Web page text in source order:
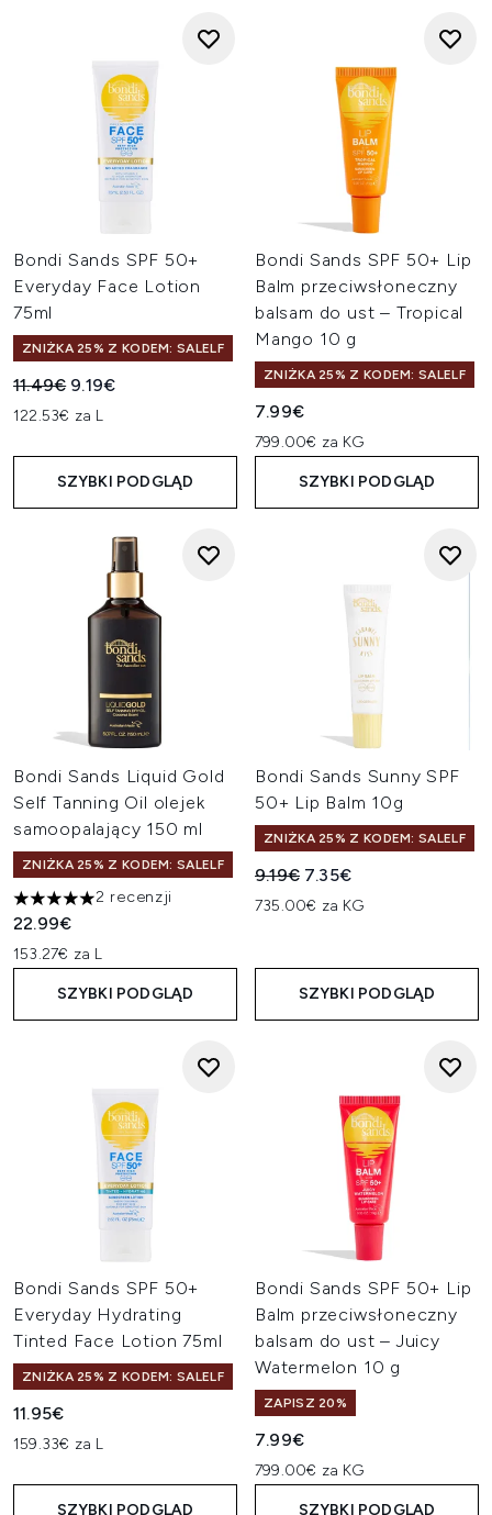
Bondi Sands SPF 50+
Everyday Face Lotion
75ml
ZNIŻKA 25% Z KODEM: SALELF
Sugerowana cena detaliczna:
11.49€ Aktualna cena:
9.19€
122.53€ za L
SZYBKI PODGLĄD
Bondi Sands SPF 50+ Lip
Balm przeciwsłoneczny
balsam do ust – Tropical
Mango 10 g
ZNIŻKA 25% Z KODEM: SALELF
7.99€
799.00€ za KG
SZYBKI PODGLĄD
Bondi Sands Liquid Gold
Self Tanning Oil olejek
samoopalający 150 ml
ZNIŻKA 25% Z KODEM: SALELF
5 gwiazdek na maksymalnie 5
2 recenzji
22.99€
153.27€ za L
SZYBKI PODGLĄD
Bondi Sands Sunny SPF
50+ Lip Balm 10g
ZNIŻKA 25% Z KODEM: SALELF
Sugerowana cena
9.19€ Aktualna cena:
7.35€
735.00€ za KG
SZYBKI PODGLĄD
Bondi Sands SPF 50+
Everyday Hydrating
Tinted Face Lotion 75ml
ZNIŻKA 25% Z KODEM: SALELF
11.95€
159.33€ za L
SZYBKI PODGLĄD
Bondi Sands SPF 50+ Lip
Balm przeciwsłoneczny
balsam do ust – Juicy
Watermelon 10 g
ZAPISZ 20%
7.99€
799.00€ za KG
SZYBKI PODGLĄD